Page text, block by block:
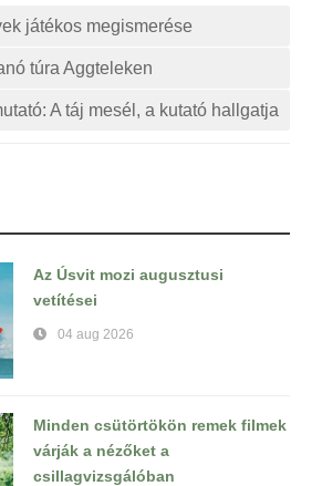
játékos megismerése
túra Aggteleken
A táj mesél, a kutató hallgatja
Az Úsvit mozi augusztusi
vetítései
04 aug 2026
Minden csütörtökön remek filmek
várják a nézőket a
csillagvizsgálóban